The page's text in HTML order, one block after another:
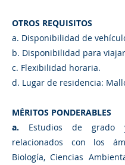
OTROS REQUISITOS
a. Disponibilidad de
b. Disponibilidad para
c. Flexibilidad horaria.
d. Lugar de residencia:
MÉRITOS PONDERABLES
a. Estudios de grado
relacionados con los
Biología, Ciencias